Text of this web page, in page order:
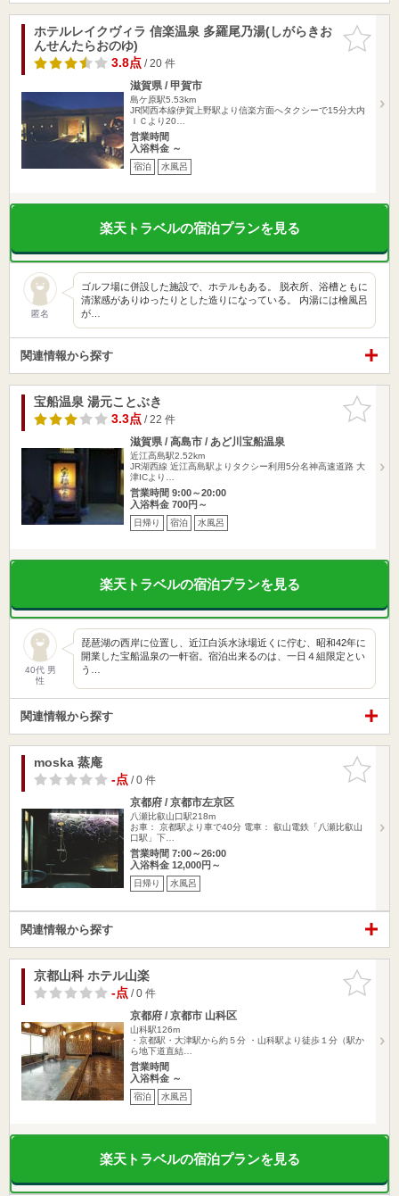
お気に入
りに追加
ホテルレイクヴィラ 信楽温泉 多羅尾乃湯(しがらきお
んせんたらおのゆ)
3.8点/ 20 件
滋賀県 / 甲賀市
島ケ原駅5.53km
JR関西本線伊賀上野駅より信楽方面へタクシーで15分大内
ＩＣより20…
営業時間
入浴料金 ～
宿泊 水風呂
楽天トラベルの宿泊プランを見る
匿名
ゴルフ場に併設した施設で、ホテルもある。 脱衣所、浴槽ともに
清潔感がありゆったりとした造りになっている。 内湯には檜風呂
が…
関連情報から探す
お気に入
りに追加
宝船温泉 湯元ことぶき
3.3点/ 22 件
滋賀県 / 高島市 / あど川宝船温泉
近江高島駅2.52km
JR湖西線 近江高島駅よりタクシー利用5分名神高速道路 大
津ICより…
営業時間 9:00～20:00
入浴料金 700円～
日帰り 宿泊 水風呂
楽天トラベルの宿泊プランを見る
40代 男
性
琵琶湖の西岸に位置し、近江白浜水泳場近くに佇む、昭和42年に
開業した宝船温泉の一軒宿。宿泊出来るのは、一日４組限定とい
う…
関連情報から探す
お気に入
りに追加
moska 蒸庵
-点/ 0 件
京都府 / 京都市左京区
八瀬比叡山口駅218m
お車： 京都駅より車で40分 電車： 叡山電鉄「八瀬比叡山
口駅」下…
営業時間 7:00～26:00
入浴料金 12,000円～
日帰り 水風呂
関連情報から探す
お気に入
りに追加
京都山科 ホテル山楽
-点/ 0 件
京都府 / 京都市 山科区
山科駅126m
・京都駅・大津駅から約５分 ・山科駅より徒歩１分（駅か
ら地下道直結…
営業時間
入浴料金 ～
宿泊 水風呂
楽天トラベルの宿泊プランを見る